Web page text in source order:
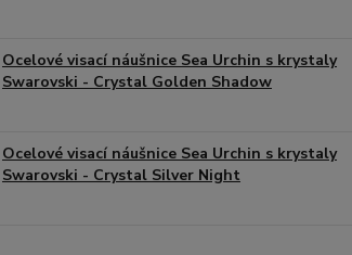
Ocelové visací náušnice Sea Urchin s krystaly
Swarovski - Crystal Golden Shadow
Ocelové visací náušnice Sea Urchin s krystaly
Swarovski - Crystal Silver Night